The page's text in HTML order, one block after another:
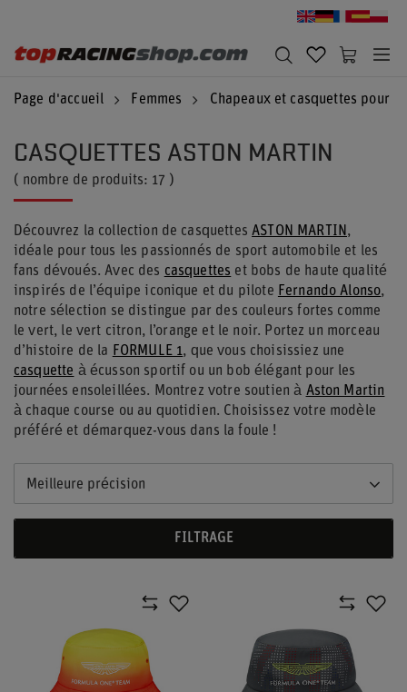
Page d'accueil Femmes Chapeaux et casquettes pour
CASQUETTES ASTON MARTIN
( nombre de produits: 17 )
Découvrez la collection de casquettesASTON MARTIN ,
idéale pour tous les passionnés de sport automobile et les
fans dévoués. Avec des casquettes et bobs de haute qualité
inspirés de l’équipe iconique et du pilote Fernando Alonso,
notre sélection se distingue par des couleurs fortes comme
le vert, le vert citron, l’orange et le noir. Portez un morceau
d’histoire de la FORMULE 1, que vous choisissiez une
casquette à écusson sportif ou un bob élégant pour les
journées ensoleillées. Montrez votre soutien à Aston Martin
à chaque course ou au quotidien. Choisissez votre modèle
préféré et démarquez-vous dans la foule !
Meilleure précision
FILTRAGE